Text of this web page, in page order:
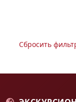
Сбросить